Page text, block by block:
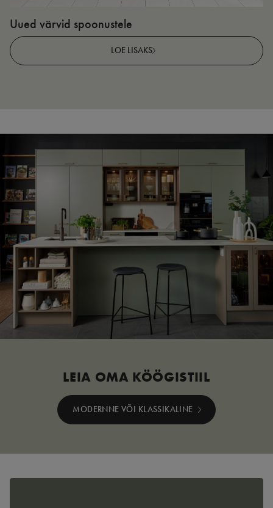
Uued värvid spoonustele
LOE LISAKS
LEIA OMA KÖÖGISTIIL
MODERNNE VÕI KLASSIKALINE